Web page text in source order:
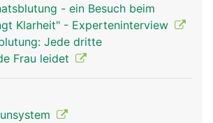
- ein Besuch beim
Klarheit" - Experteninterview
Jede dritte
Frau leidet